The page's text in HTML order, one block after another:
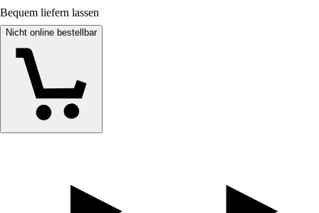
Bequem liefern lassen
Nicht online bestellbar